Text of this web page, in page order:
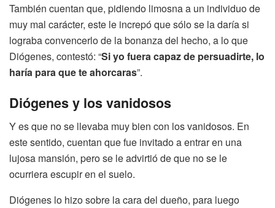
También cuentan que, pidiendo limosna a un individuo de
muy mal carácter, este le increpó que sólo se la daría si
lograba convencerlo de la bonanza del hecho, a lo que
Diógenes, contestó: “Si yo fuera capaz de persuadirte, lo
haría para que te ahorcaras”.
Diógenes y los vanidosos
Y es que no se llevaba muy bien con los vanidosos. En
este sentido, cuentan que fue invitado a entrar en una
lujosa mansión, pero se le advirtió de que no se le
ocurriera escupir en el suelo.
Diógenes lo hizo sobre la cara del dueño, para luego